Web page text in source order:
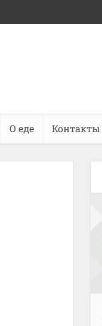
О еде Контакты